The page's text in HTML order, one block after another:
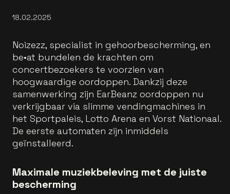
18.02.2025
Noizezz, specialist in gehoorbescherming, en
be•at bundelen de krachten om
concertbezoekers te voorzien van
hoogwaardige oordoppen. Dankzij deze
samenwerking zijn EarBeanz oordoppen nu
verkrijgbaar via slimme vendingmachines in
het Sportpaleis, Lotto Arena en Vorst Nationaal.
De eerste automaten zijn inmiddels
geïnstalleerd.
Maximale muziekbeleving met de juiste
bescherming